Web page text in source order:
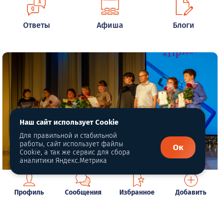
Ответы Афиша Блоги
Автор фото: kushva-online.ru
Профиль Сообщения Избранное Добавить
Наш сайт использует Cookie
Для правильной и стабильной
работы, сайт использует файлы
Cookie, а так же сервис для сбора
аналитики Яндекс.Метрика
Ок